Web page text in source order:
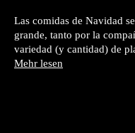
Las comidas de Navidad
grande, tanto por la
variedad (y cantidad) de
Mehr lesen